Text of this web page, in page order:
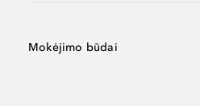
Mokėjimo būdai